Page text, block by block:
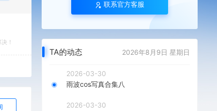
！
联系官方客服
TA的动态 2026年8月9日 星期日
2026-03-30
雨波cos写真合集八
2026-03-30